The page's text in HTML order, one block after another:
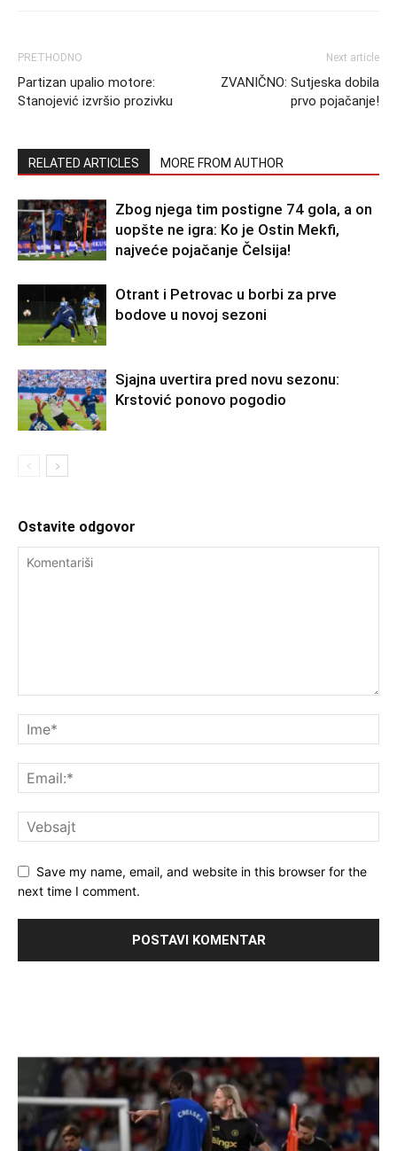
PRETHODNO
Partizan upalio motore:
Stanojević izvršio prozivku
Next article
ZVANIČNO: Sutjeska dobila
prvo pojačanje!
RELATED ARTICLES MORE FROM AUTHOR
Zbog njega tim postigne 74 gola, a on
uopšte ne igra: Ko je Ostin Mekfi,
najveće pojačanje Čelsija!
Otrant i Petrovac u borbi za prve
bodove u novoj sezoni
Sjajna uvertira pred novu sezonu:
Krstović ponovo pogodio
Ostavite odgovor
Save my name, email, and website in this browser for the
next time I comment.